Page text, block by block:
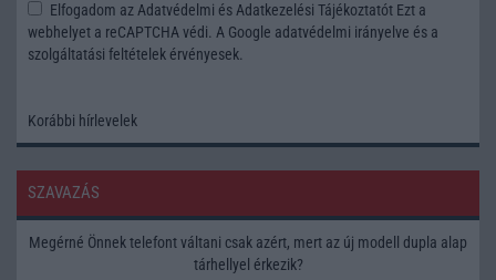
Elfogadom az Adatvédelmi és Adatkezelési Tájékoztatót Ezt a
webhelyet a reCAPTCHA védi. A Google adatvédelmi irányelve és a
szolgáltatási feltételek érvényesek.
Korábbi hírlevelek
SZAVAZÁS
Megérné Önnek telefont váltani csak azért, mert az új modell dupla alap
tárhellyel érkezik?